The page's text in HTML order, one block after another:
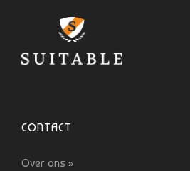
CONTACT
Over ons »